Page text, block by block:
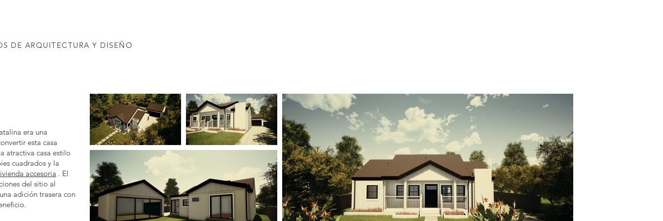
DE ARQUITECTURA Y DISEÑO
era una
esta casa
atractiva casa estilo
cuadrados y la
accesoria . El
del sitio al
adición trasera con